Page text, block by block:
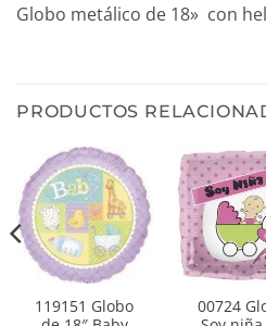
Globo metálico de 18» con
PRODUCTOS
119151 Globo
00724